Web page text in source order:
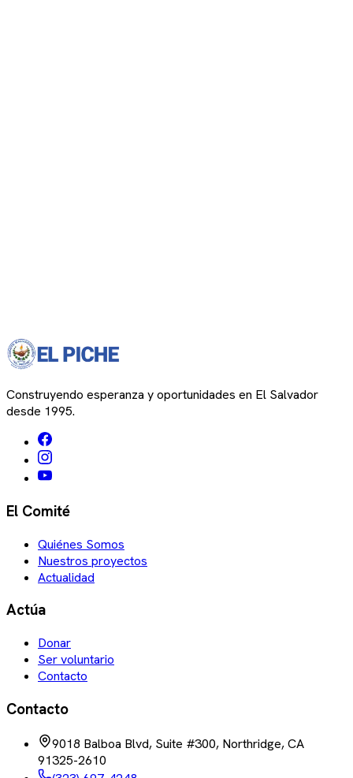
Construyendo esperanza y oportunidades en El Salvador
desde 1995.
El Comité
Quiénes Somos
Nuestros proyectos
Actualidad
Actúa
Donar
Ser voluntario
Contacto
Contacto
9018 Balboa Blvd, Suite #300, Northridge, CA
91325-2610